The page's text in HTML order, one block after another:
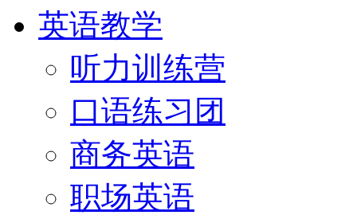
英语教学
听力训练营
口语练习团
商务英语
职场英语